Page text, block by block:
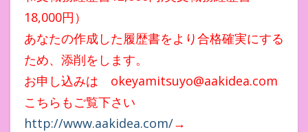
18,000円）
あなたの作成した履歴書をより合格確実にする
ため、添削をします。
お申し込みは okeyamitsuyo@aakidea.com
こちらもご覧下さい
http://www.aakidea.com/→